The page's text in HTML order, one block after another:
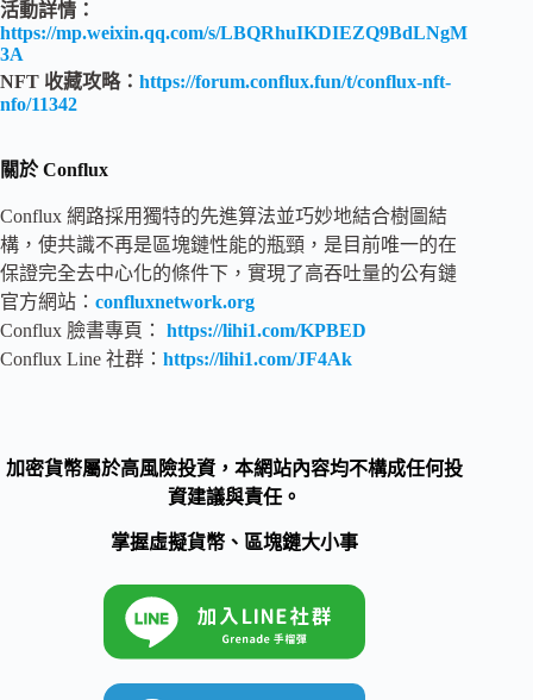
活動詳情：
https://mp.weixin.qq.com/s/LBQRhuIKDIEZQ9BdLNgM
3A
NFT 收藏攻略： https://forum.conflux.fun/t/conflux-nft-
nfo/11342
關於 Conflux
Conflux 網路採用獨特的先進算法並巧妙地結合樹圖結
構，使共識不再是區塊鏈性能的瓶頸，是目前唯一的在
保證完全去中心化的條件下，實現了高吞吐量的公有鏈
官方網站： confluxnetwork.org
Conflux 臉書專頁： https://lihi1.com/KPBED
Conflux Line 社群： https://lihi1.com/JF4Ak
加密貨幣屬於高風險投資，本網站內容均不構成任何投
資建議與責任。
掌握虛擬貨幣、區塊鏈大小事